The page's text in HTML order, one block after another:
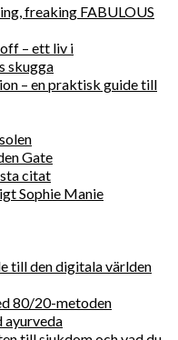
freaking FABULOUS
– ett liv i
skugga
– en praktisk guide till
Gate
citat
Sophie Manie
till den digitala världen
80/20-metoden
ayurveda